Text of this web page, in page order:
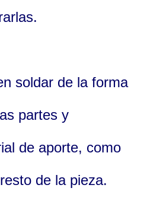
soldar de la forma
partes y
de aporte, como
de la pieza.